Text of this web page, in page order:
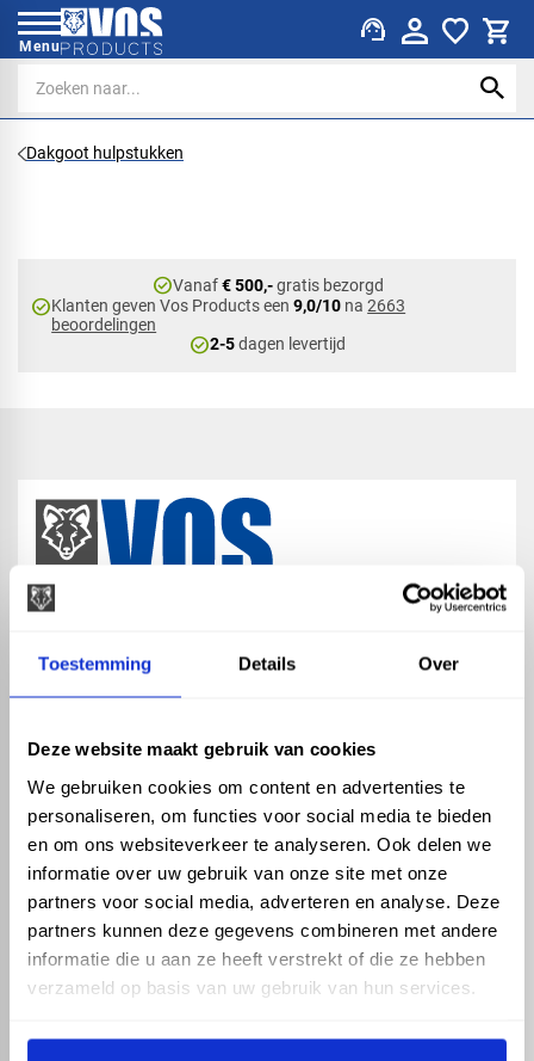
Toestemming Details Over
Deze website maakt gebruik van cookies
We gebruiken cookies om content en advertenties te
personaliseren, om functies voor social media te bieden
en om ons websiteverkeer te analyseren. Ook delen we
informatie over uw gebruik van onze site met onze
partners voor social media, adverteren en analyse. Deze
partners kunnen deze gegevens combineren met andere
informatie die u aan ze heeft verstrekt of die ze hebben
verzameld op basis van uw gebruik van hun services.
Menu support_agent
Dakgoot hulpstukken
check_circleVanaf€ 500,-gratis bezorgd
check_circleKlanten geven Vos Products een9,0/10 na2663
beoordelingen
check_circle2-5dagen levertijd
ASSORTIMENT
Hemelwaterafvoer
Drukleiding
Beregening
KENNIS EN HULP
Klantenservice
Kennisbank
phone_enabled +31 416 75 02 55
mail info@vosproducts.nl
check_circleDé bouwmarkt van Altena
check_circle Direct uit grote voorraad geleverd met eigen transport
check_circleLevering in NL en BE